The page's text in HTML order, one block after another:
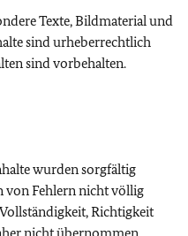
Texte, Bildmaterial und
sind urheberrechtlich
sind vorbehalten.
wurden sorgfältig
von Fehlern nicht völlig
Richtigkeit